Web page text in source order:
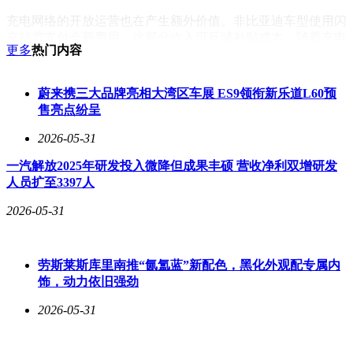
桩利用率提升，边际成本将持续下降，形成“规模效应-成本优
定的模式，正在重塑新能源汽车行业的竞争规则。
更多热门内容
蔚来携三大品牌亮相大湾区车展 ES9领衔新乐道L60预
售亮点纷呈
2026-05-31
一汽解放2025年研发投入微降但成果丰硕 营收净利双增研发
人员扩至3397人
2026-05-31
劳斯莱斯库里南推“氤氲蓝”新配色，黑化外观配专属内
饰，动力依旧强劲
2026-05-31